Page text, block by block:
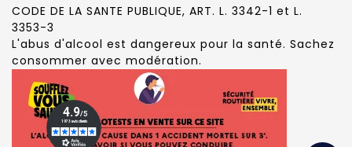
CODE DE LA SANTE PUBLIQUE, ART. L. 3342-1 et L.
3353-3
L'abus d'alcool est dangereux pour la santé. Sachez
consommer avec modération.